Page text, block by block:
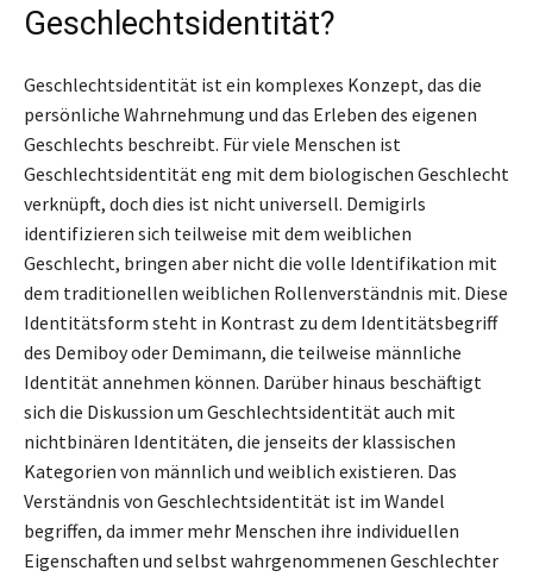
Geschlechtsidentität?
Geschlechtsidentität ist ein komplexes Konzept, das die
persönliche Wahrnehmung und das Erleben des eigenen
Geschlechts beschreibt. Für viele Menschen ist
Geschlechtsidentität eng mit dem biologischen Geschlecht
verknüpft, doch dies ist nicht universell. Demigirls
identifizieren sich teilweise mit dem weiblichen
Geschlecht, bringen aber nicht die volle Identifikation mit
dem traditionellen weiblichen Rollenverständnis mit. Diese
Identitätsform steht in Kontrast zu dem Identitätsbegriff
des Demiboy oder Demimann, die teilweise männliche
Identität annehmen können. Darüber hinaus beschäftigt
sich die Diskussion um Geschlechtsidentität auch mit
nichtbinären Identitäten, die jenseits der klassischen
Kategorien von männlich und weiblich existieren. Das
Verständnis von Geschlechtsidentität ist im Wandel
begriffen, da immer mehr Menschen ihre individuellen
Eigenschaften und selbst wahrgenommenen Geschlechter